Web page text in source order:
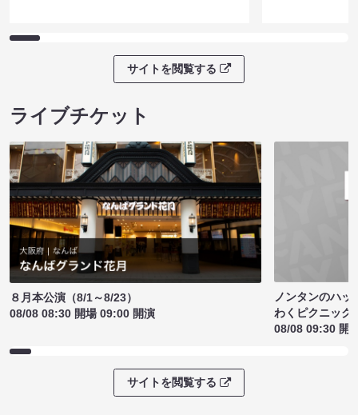
サイトを閲覧する
ライブチケット
８月本公演（8/1～8/23）
08/08 08:30 開場 09:00 開演
ノンタンのハッ
わくピクニック
08/08 09:30 開
サイトを閲覧する